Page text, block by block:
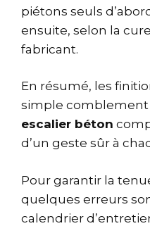
piétons seuls
ensuite, selon la
fabricant.
En résumé, les
simple comblement
escalier béton
d’un geste sûr à
Pour garantir la
quelques erreurs
calendrier